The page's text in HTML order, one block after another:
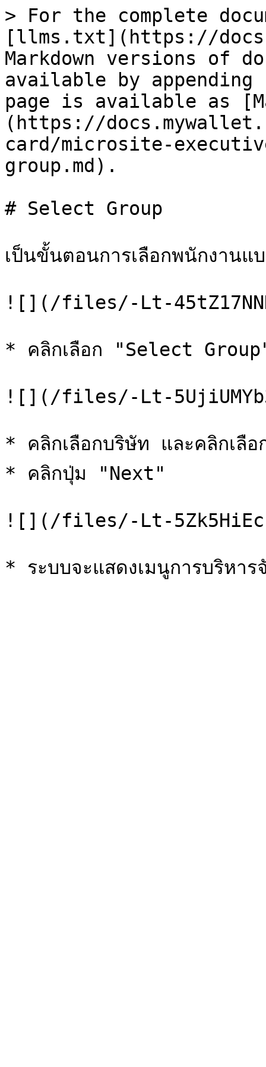
> For the complete
[llms.txt](https://
Markdown versions of
available by
page is available as
(https://
card/microsite-
group.md).
# Select Group
เป็นขั้นตอนการเลือกพนักงาน
![](/files/-Lt-
* คลิกเลือก "Select
![](/files/-Lt-
* คลิกเลือกบริษัท และคลิกเลือ
* คลิกปุ่ม "Next"
![](/files/-Lt-